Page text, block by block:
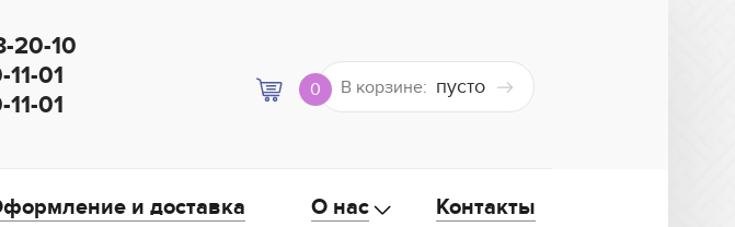
20-10
01
01
0 В корзине: пусто
и доставка О нас Контакты